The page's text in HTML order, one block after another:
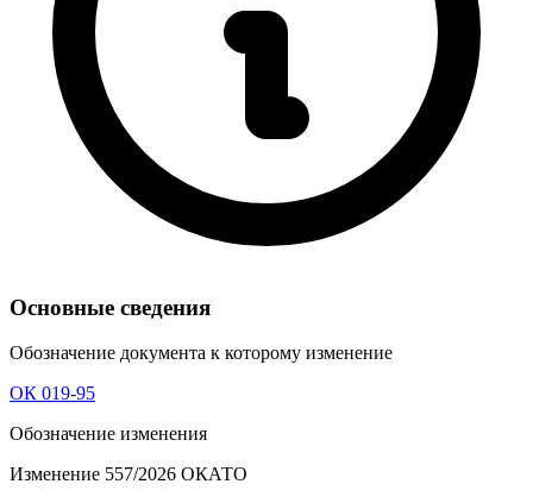
Основные сведения
Обозначение документа к которому изменение
ОК 019-95
Обозначение изменения
Изменение 557/2026 ОКАТО